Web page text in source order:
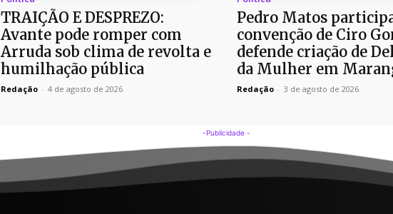
TRAIÇÃO E DESPREZO:
Avante pode romper com
Arruda sob clima de revolta e
humilhação pública
Redação - 4 de agosto de 2026
Pedro Matos
convenção de Ciro
defende criação de
da Mulher em
Redação - 3 de agosto de 2026
-Publicidade -